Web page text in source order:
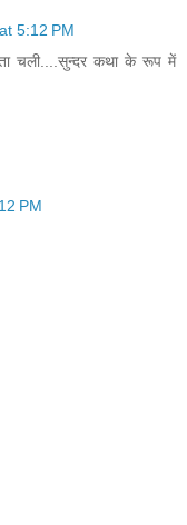
5:12 PM
चली....सुन्दर कथा के रूप में
PM